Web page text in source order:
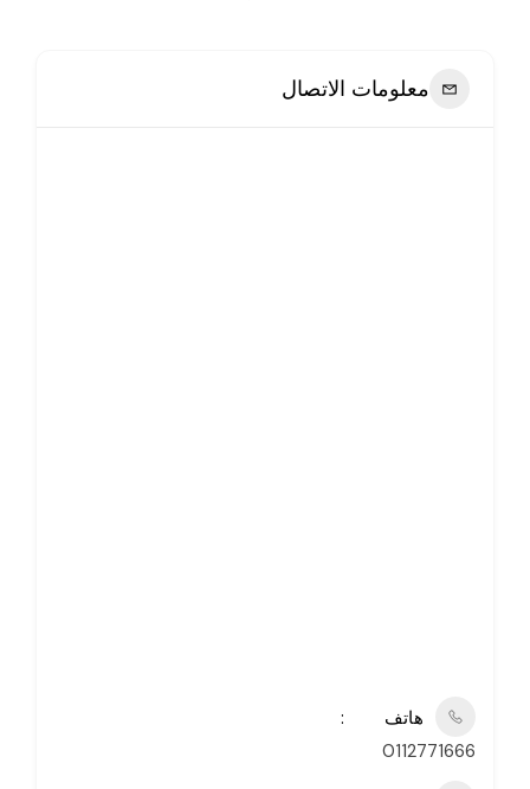
معلومات الاتصال
هاتف
0112771666